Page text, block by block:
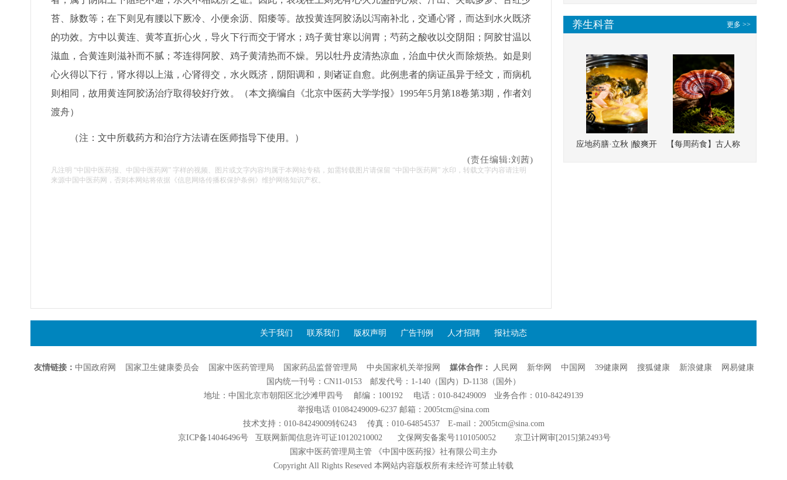
苔、脉数等；在下则见有腰以下厥冷、小便余沥、阳痿等。故投黄连阿胶汤以泻南补北，交通心肾，而达到水火既济
的功效。方中以黄连、黄芩直折心火，导火下行而交于肾水；鸡子黄甘寒以润胃；芍药之酸收以交阴阳；阿胶甘温以
滋血，合黄连则滋补而不腻；芩连得阿胶、鸡子黄清热而不燥。另以牡丹皮清热凉血，治血中伏火而除烦热。如是则
心火得以下行，肾水得以上滋，心肾得交，水火既济，阴阳调和，则诸证自愈。此例患者的病证虽异于经文，而病机
则相同，故用黄连阿胶汤治疗取得较好疗效。
（本文摘编自《北京中医药大学学报》1995年5月第18卷第3期，作者刘
渡舟）
（注：文中所载药方和治疗方法请在医师指导下使用。）
(责任编辑:刘茜)
凡注明 “中国中医药报、中国中医药网” 字样的视频、图片或文字内容均属于本网站专稿，如需转载图片请保留 “中国中医药网” 水印，转载文字内容请注明
来源中国中医药网，否则本网站将依据《信息网络传播权保护条例》维护网络知识产权。
更多 >>
养生科普
应地药膳·立秋 |酸爽开
【每周药食】古人称
关于我们 联系我们 版权声明 广告刊例 人才招聘 报社动态
友情链接： 中国政府网 国家卫生健康委员会 国家中医药管理局 国家药品监督管理局 中央国家机关举报网 媒体合作： 人民网 新华网 中国网 39健康网 搜狐健康 新浪健康
网易健康
国内统一刊号：CN11-0153 邮发代号：1-140（国内）D-1138（国外）
地址：中国北京市朝阳区北沙滩甲四号 邮编：100192 电话：010-84249009 业务合作：010-84249139
举报电话 01084249009-6237 邮箱：2005tcm@sina.com
技术支持：010-84249009转6243 传真：010-64854537 E-mail：2005tcm@sina.com
京ICP备14046496号
互联网新闻信息许可证10120210002文保网安备案号1101050052 京卫计网审[2015]第2493号
国家中医药管理局主管 《中国中医药报》社有限公司主办
Copyright All Rights Reseved 本网站内容版权所有未经许可禁止转载